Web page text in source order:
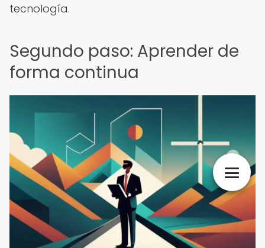
tecnología.
Segundo paso: Aprender de
forma continua